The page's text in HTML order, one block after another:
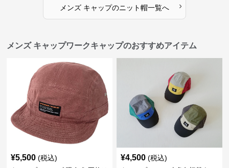
メンズ キャップのニット帽一覧へ ›
メンズ キャップワークキャップのおすすめアイテム
¥5,500 (税込) ¥4,500 (税込)